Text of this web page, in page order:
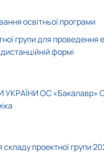
освітньої програми
групи для проведення е
формі
УКРАЇНИОС «Бакалавр»
проектної групи